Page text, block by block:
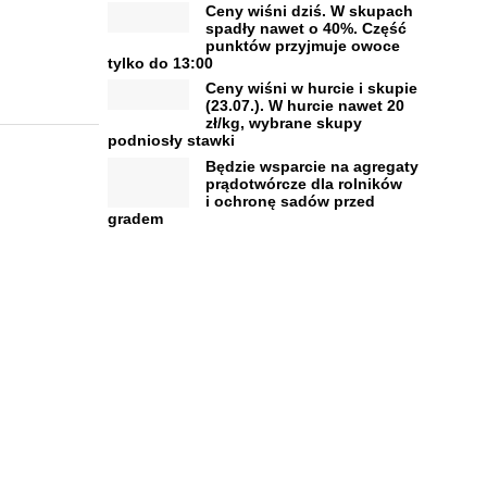
Ceny wiśni dziś. W skupach
spadły nawet o 40%. Część
punktów przyjmuje owoce
tylko do 13:00
Ceny wiśni w hurcie i skupie
(23.07.). W hurcie nawet 20
zł/kg, wybrane skupy
podniosły stawki
Będzie wsparcie na agregaty
prądotwórcze dla rolników
i ochronę sadów przed
gradem